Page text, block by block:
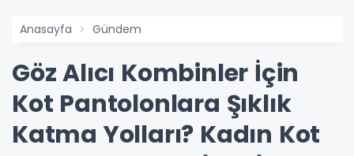
Anasayfa Gündem
Göz Alıcı Kombinler İçin
Kot Pantolonlara Şıklık
Katma Yolları? Kadın Kot